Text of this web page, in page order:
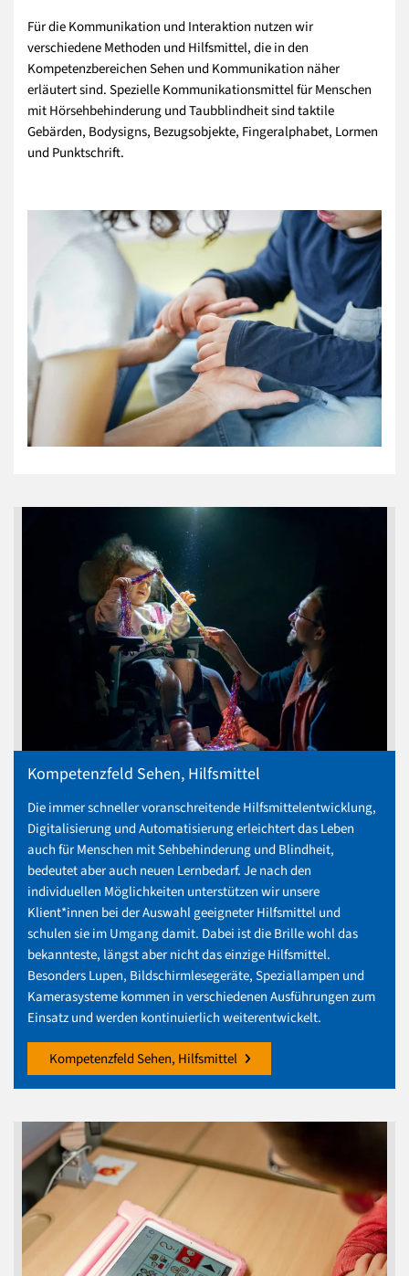
Für die Kommunikation und Interaktion nutzen wir
verschiedene Methoden und Hilfsmittel, die in den
Kompetenzbereichen Sehen und Kommunikation näher
erläutert sind. Spezielle Kommunikationsmittel für Menschen
mit Hörsehbehinderung und Taubblindheit sind taktile
Gebärden, Bodysigns, Bezugsobjekte, Fingeralphabet, Lormen
und Punktschrift.
Kompetenzfeld Sehen, Hilfsmittel
Die immer schneller voranschreitende Hilfsmittelentwicklung,
Digitalisierung und Automatisierung erleichtert das Leben
auch für Menschen mit Sehbehinderung und Blindheit,
bedeutet aber auch neuen Lernbedarf. Je nach den
individuellen Möglichkeiten unterstützen wir unsere
Klient*innen bei der Auswahl geeigneter Hilfsmittel und
schulen sie im Umgang damit. Dabei ist die Brille wohl das
bekannteste, längst aber nicht das einzige Hilfsmittel.
Besonders Lupen, Bildschirmlesegeräte, Speziallampen und
Kamerasysteme kommen in verschiedenen Ausführungen zum
Einsatz und werden kontinuierlich weiterentwickelt.
Kompetenzfeld Sehen, Hilfsmittel